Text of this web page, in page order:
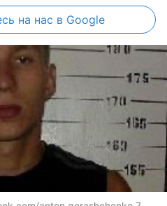
на нас в Google